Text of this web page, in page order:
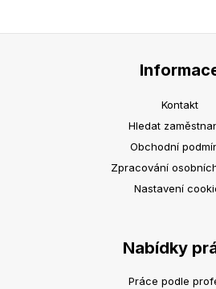
Kontakt
Hledat
Obchodní
Zpracování
Nastavení
Nabídky
Práce podle